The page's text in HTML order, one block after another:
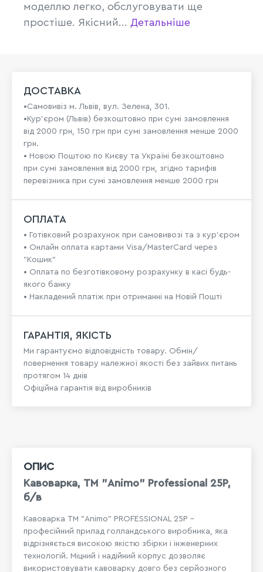
моделлю легко, обслуговувати ще
простіше. Якісний... Детальніше
ДОСТАВКА
•Самовивіз м. Львів, вул. Зелена, 301.
•Кур'єром (Львів) безкоштовно при сумі замовлення
від 2000 грн, 150 грн при сумі замовлення менше 2000
грн.
• Новою Поштою по Києву та Україні безкоштовно
при сумі замовлення від 2000 грн, згідно тарифів
перевізника при сумі замовлення менше 2000 грн
ОПЛАТА
• Готівковий розрахунок при самовивозі та з кур’єром
• Онлайн оплата картами Visa/MasterCard через
"Кошик"
• Оплата по безготівковому розрахунку в касі будь-
якого банку
• Накладений платіж при отриманні на Новій Пошті
ГАРАНТІЯ, ЯКІСТЬ
Ми гарантуємо відповідність товару. Обмін/
повернення товару належної якості без зайвих питань
протягом 14 днів
Офіційна гарантія від виробників
ОПИС
Кавоварка, ТМ "Animo" Professional 25P,
б/в
Кавоварка ТМ "Animo" PROFESSIONAL 25P -
професійний прилад голландського виробника, яка
відрізняється високою якістю збірки і інженерних
технологій. Міцний і надійний корпус дозволяє
використовувати кавоварку довго без серйозного